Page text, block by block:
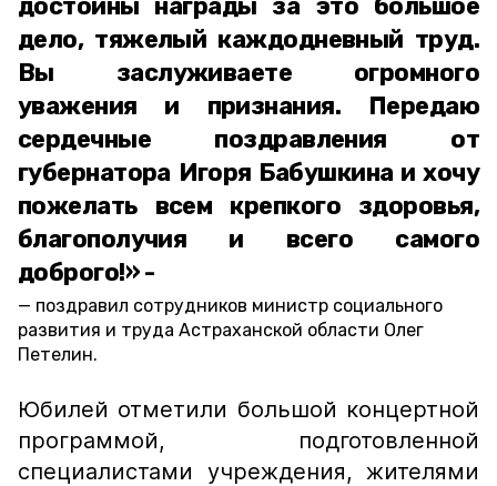
достойны награды за это большое
дело, тяжелый каждодневный труд.
Вы заслуживаете огромного
уважения и признания. Передаю
сердечные поздравления от
губернатора Игоря Бабушкина и хочу
пожелать всем крепкого здоровья,
благополучия и всего самого
доброго!» -
поздравил сотрудников министр социального
развития и труда Астраханской области Олег
Петелин.
Юбилей отметили большой концертной
программой, подготовленной
специалистами учреждения, жителями